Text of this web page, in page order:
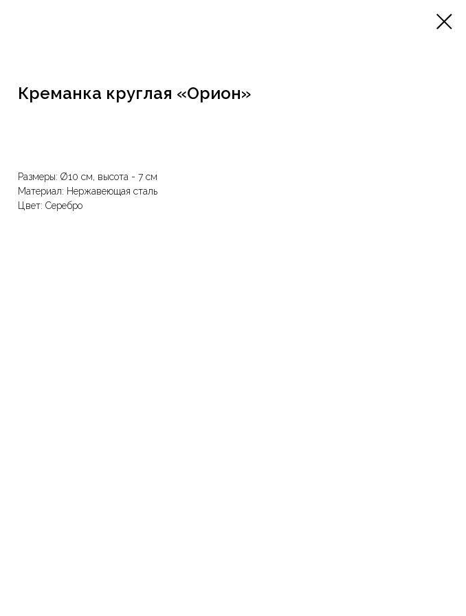
Креманка круглая «Орион»
Размеры: Ø10 см, высота - 7 см
Материал: Нержавеющая сталь
Цвет: Серебро